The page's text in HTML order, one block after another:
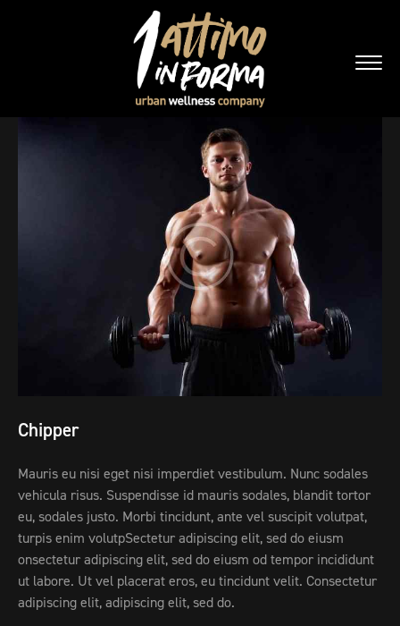
Chipper
Mauris eu nisi eget nisi imperdiet vestibulum. Nunc sodales
vehicula risus. Suspendisse id mauris sodales, blandit tortor
eu, sodales justo. Morbi tincidunt, ante vel suscipit volutpat,
turpis enim volutpSectetur adipiscing elit, sed do eiusm
onsectetur adipiscing elit, sed do eiusm od tempor incididunt
ut labore. Ut vel placerat eros, eu tincidunt velit. Consectetur
adipiscing elit, adipiscing elit, sed do.